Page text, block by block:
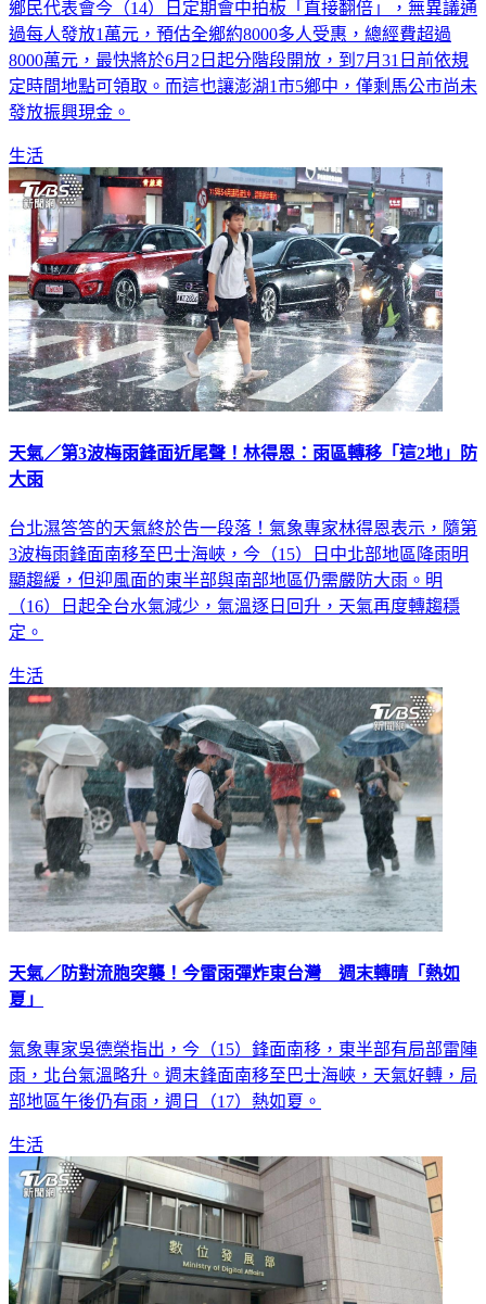
鄉民代表會今（14）日定期會中拍板「直接翻倍」，無異議通
過每人發放1萬元，預估全鄉約8000多人受惠，總經費超過
8000萬元，最快將於6月2日起分階段開放，到7月31日前依規
定時間地點可領取。而這也讓澎湖1市5鄉中，僅剩馬公市尚未
發放振興現金。
生活
天氣／第3波梅雨鋒面近尾聲！林得恩：雨區轉移「這2地」防
大雨
台北濕答答的天氣終於告一段落！氣象專家林得恩表示，隨第
3波梅雨鋒面南移至巴士海峽，今（15）日中北部地區降雨明
顯趨緩，但迎風面的東半部與南部地區仍需嚴防大雨。明
（16）日起全台水氣減少，氣溫逐日回升，天氣再度轉趨穩
定。
生活
天氣／防對流胞突襲！今雷雨彈炸東台灣 週末轉晴「熱如
夏」
氣象專家吳德榮指出，今（15）鋒面南移，東半部有局部雷陣
雨，北台氣溫略升。週末鋒面南移至巴士海峽，天氣好轉，局
部地區午後仍有雨，週日（17）熱如夏。
生活